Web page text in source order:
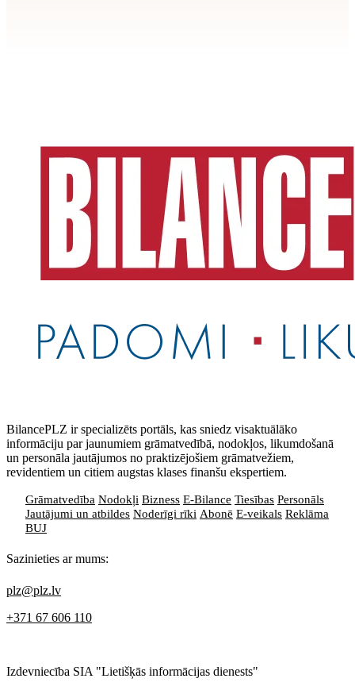
BilancePLZ ir specializēts portāls, kas sniedz visaktuālāko
informāciju par jaunumiem grāmatvedībā, nodokļos, likumdošanā
un personāla jautājumos no praktizējošiem grāmatvežiem,
revidentiem un citiem augstas klases finanšu ekspertiem.
Grāmatvedība Nodokļi Bizness E-Bilance Tiesības Personāls
Jautājumi un atbildes Noderīgi rīki Abonē E-veikals Reklāma
BUJ
Sazinieties ar mums:
plz@plz.lv
+371 67 606 110
Izdevniecība SIA "Lietišķās informācijas dienests"